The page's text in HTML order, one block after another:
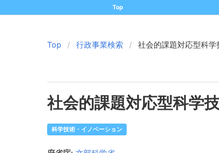
Top
Top 行政事業検索 社会的課題対応型科
社会的課題対応型科学
科学技術・イノベーション